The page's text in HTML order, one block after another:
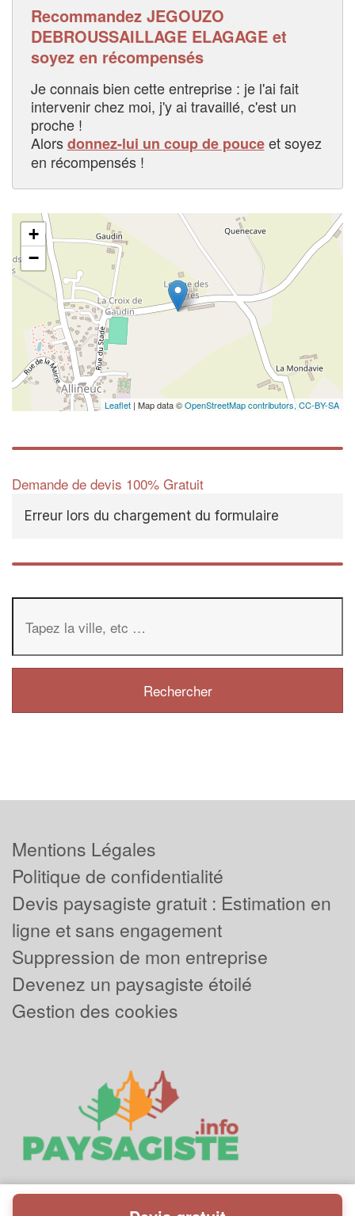
Recommandez JEGOUZO
DEBROUSSAILLAGE ELAGAGE et
soyez en récompensés
Je connais bien cette entreprise : je l'ai fait
intervenir chez moi, j'y ai travaillé, c'est un
proche !
Alorsdonnez-lui un coup de pouceet soyez
en récompensés !
+
−
Leaflet | Map data ©OpenStreetMap contributors,CC-BY-SA
Demande de devis 100% Gratuit
Erreur lors du chargement du formulaire
Mentions Légales
Politique de confidentialité
Devis paysagiste gratuit : Estimation en
ligne et sans engagement
Suppression de mon entreprise
Devenez un paysagiste étoilé
Gestion des cookies